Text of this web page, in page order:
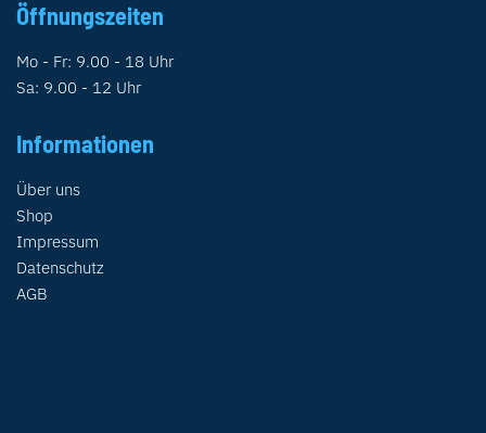
Öffnungszeiten
Mo - Fr: 9.00 - 18 Uhr
Sa: 9.00 - 12 Uhr
Informationen
Über uns
Shop
Impressum
Datenschutz
AGB